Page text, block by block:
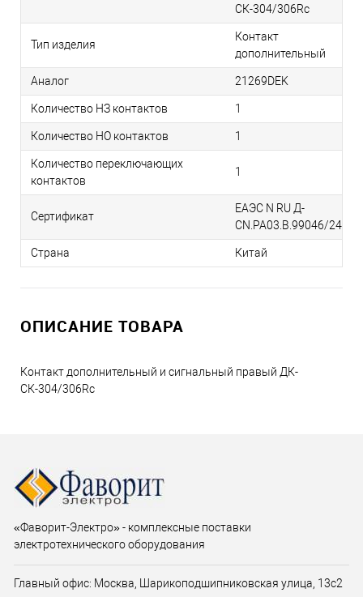
СК-304/306Rc
Тип изделия
Контакт
дополнительный
Аналог 21269DEK
Количество НЗ контактов 1
Количество НО контактов 1
Количество переключающих
контактов
1
Сертификат
ЕАЭС N RU Д-
CN.РА03.В.99046/24
Страна Китай
ОПИСАНИЕ ТОВАРА
Контакт дополнительный и сигнальный правый ДК-
СК-304/306Rc
«Фаворит-Электро» - комплексные поставки
электротехнического оборудования
Главный офис: Москва, Шарикоподшипниковская улица, 13с2